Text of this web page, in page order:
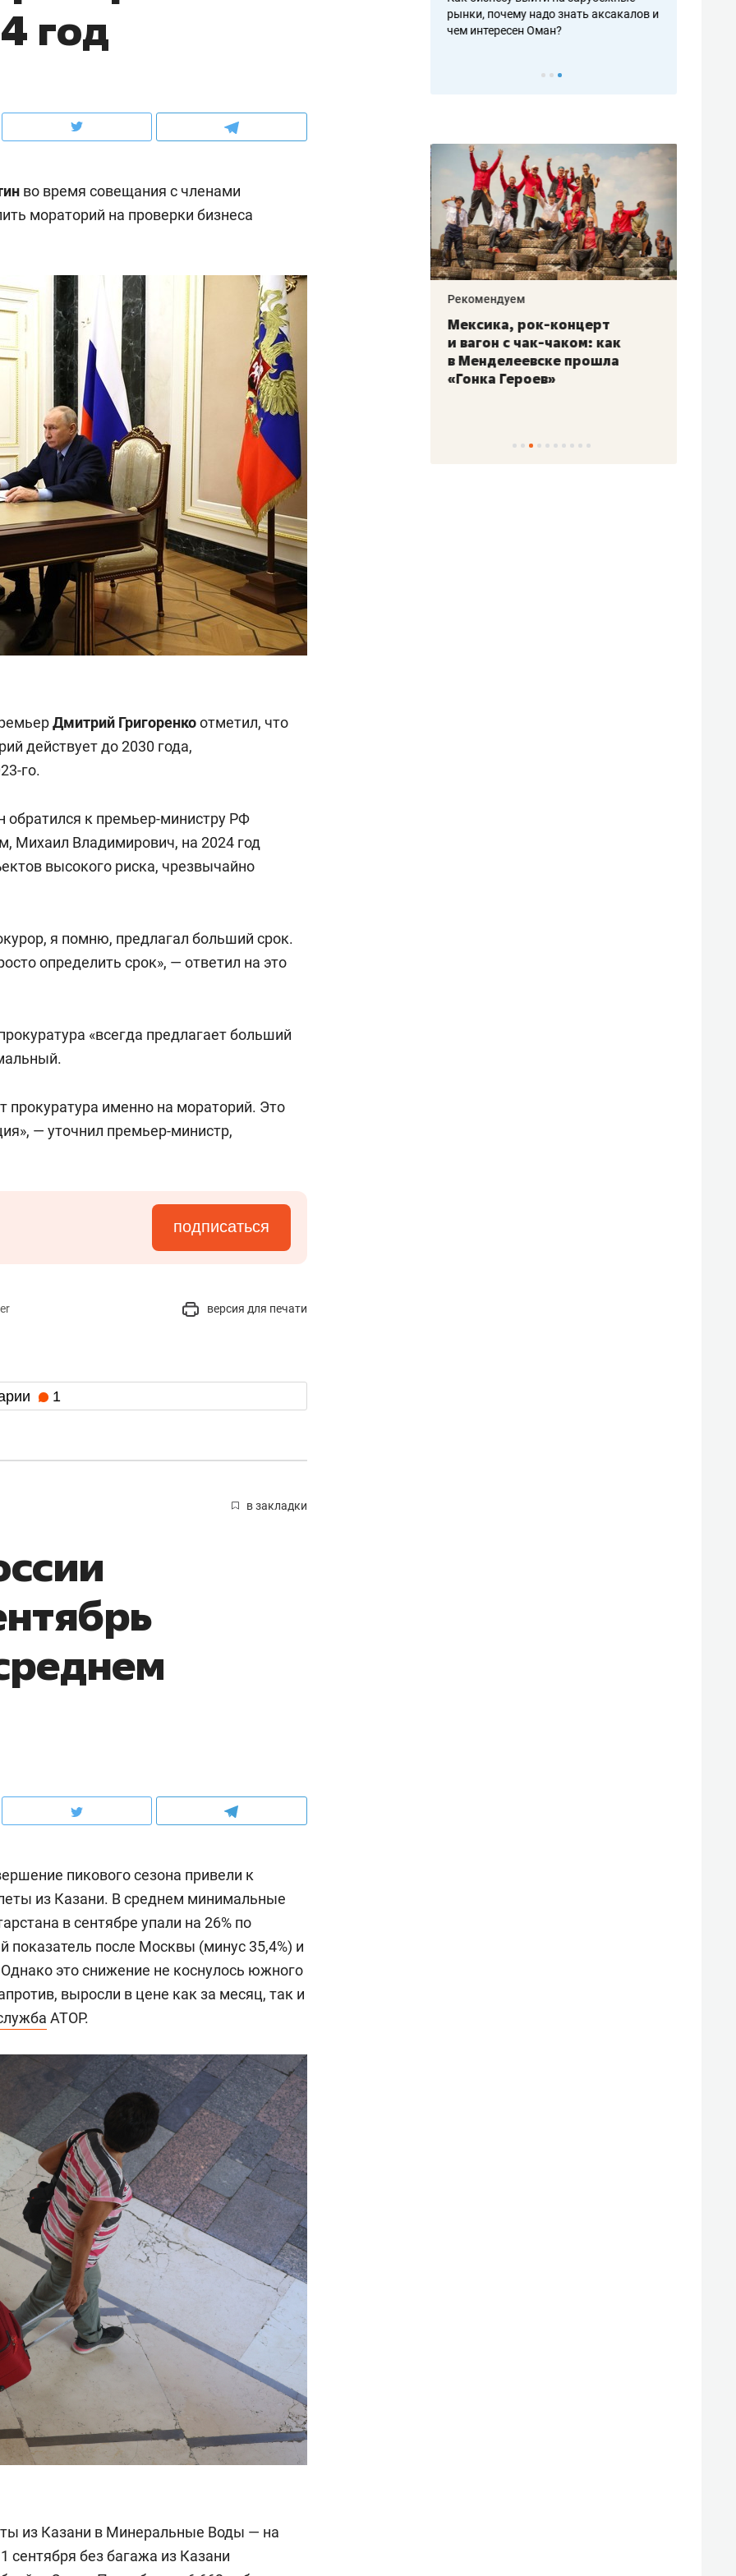
год
во время совещания с членами
мораторий на проверки бизнеса
Дмитрий Григоренкоотметил, что
действует до 2030 года,
го.
обратился к премьер-министру РФ
Михаил Владимирович, на 2024 год
высокого риска, чрезвычайно
я помню, предлагал больший срок.
определить срок», — ответил на это
«всегда предлагает больший
прокуратура именно на мораторий. Это
— уточнил премьер-министр,
подписаться
версия для печати
1
в закладки
пикового сезона привели к
из Казани. В среднем минимальные
в сентябре упали на 26% по
показатель после Москвы (минус 35,4%) и
это снижение не коснулось южного
выросли в цене как за месяц, так и
АТОР.
из Казани в Минеральные Воды — на
без багажа из Казани
ио трехкратном росте цен, дотошных
клиентах и чудных запросах мастеров
рынки, почему надо знать аксакалов и
чем интересен Оман?
до квартиры и Face
ключа: какой будет
в ЖК «Нова»
Рекомендуем
Опыт выживания в дикой
природе, работа
с ментальным и физическим
состоянием как основа
антихрупких команд
Рекомендуем
Мексика, рок-концерт
и вагон с чак-чаком: как
в Менделеевске прошла
«Гонка Героев»